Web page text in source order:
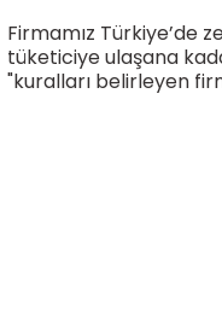
Firmamız Türkiye’de
tüketiciye ulaşana
"kuralları belirleyen